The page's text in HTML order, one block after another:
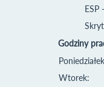
ESP
Godziny
Wtorek: